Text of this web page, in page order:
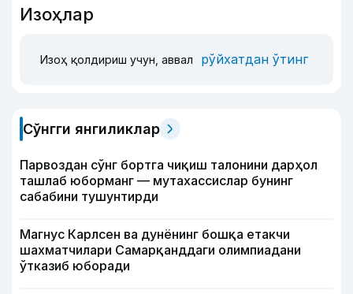
Изоҳлар
Изоҳ қолдириш учун, аввал рўйхатдан ўтинг
Сўнгги янгиликлар
Парвоздан сўнг бортга чиқиш талонини дарҳол
ташлаб юборманг — мутахассислар бунинг
сабабини тушунтирди
Магнус Карлсен ва дунёнинг бошқа етакчи
шахматчилари Самарқанддаги олимпиадани
ўтказиб юборади